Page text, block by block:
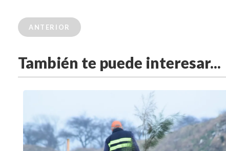
ANTERIOR
También te puede interesar...